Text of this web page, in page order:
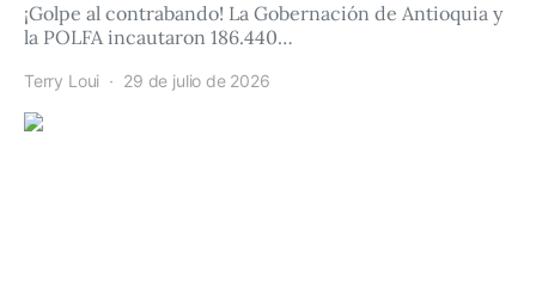
¡Golpe al contrabando! La Gobernación de Antioquia y
la POLFA incautaron 186.440…
Terry Loui 29 de julio de 2026